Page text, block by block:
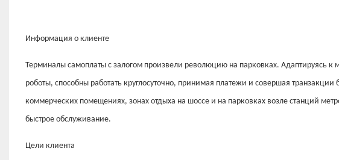
Информация о клиенте
Терминалы самоплаты с залогом произвели революцию на парковках. Адаптируясь
роботы, способны работать круглосуточно, принимая платежи и совершая
коммерческих помещениях, зонах отдыха на шоссе и на парковках возле станций
быстрое обслуживание.
Цели клиента